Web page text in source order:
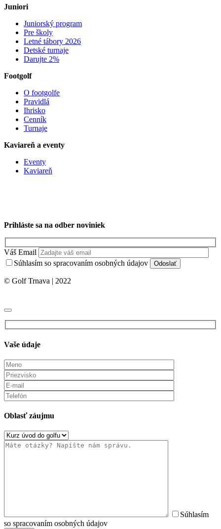
Juniori
Juniorský program
Pre školy
Letné tábory 2026
Detské turnaje
Darujte 2%
Footgolf
O footgolfe
Pravidlá
Ihrisko
Cenník
Turnaje
Kaviareň a eventy
Eventy
Kaviareň
Prihláste sa na odber noviniek
Váš Email
Súhlasím so spracovaním osobných údajov
© Golf Trnava | 2022
Vaše údaje
Oblasť záujmu
Súhlasím
so spracovaním osobných údajov